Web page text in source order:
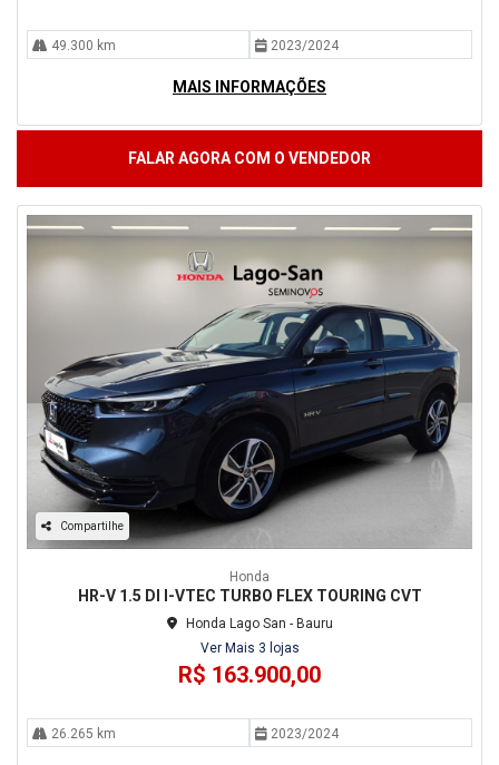
49.300 km 2023/2024
MAIS INFORMAÇÕES
FALAR AGORA COM O VENDEDOR
Compartilhe
Honda
HR-V 1.5 DI I-VTEC TURBO FLEX TOURING CVT
Honda Lago San - Bauru
Ver Mais 3 lojas
R$ 163.900,00
26.265 km 2023/2024